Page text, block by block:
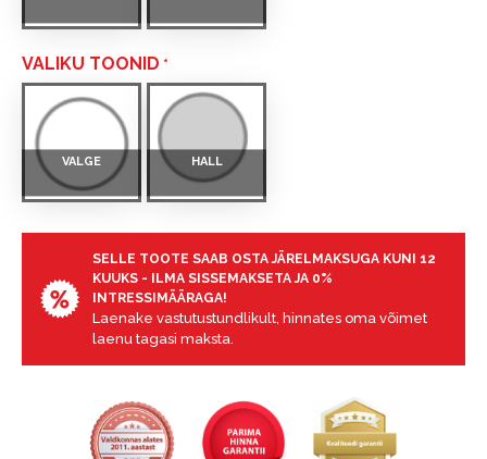
VALIKU TOONID
VALGE HALL
SELLE TOOTE SAAB OSTA JÄRELMAKSUGA KUNI 12
KUUKS - ILMA SISSEMAKSETA JA 0%
INTRESSIMÄÄRAGA!
Laenake vastutustundlikult, hinnates oma võimet
laenu tagasi maksta.